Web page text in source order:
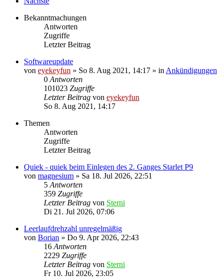
Bekanntmachungen
Antworten
Zugriffe
Letzter Beitrag
Softwareupdate
von eyekeyfun » So 8. Aug 2021, 14:17 » in Ankündigungen
0 Antworten
101023 Zugriffe
Letzter Beitrag von eyekeyfun
So 8. Aug 2021, 14:17
Themen
Antworten
Zugriffe
Letzter Beitrag
Quiek - quiek beim Einlegen des 2. Ganges Starlet P9
von magnesium » Sa 18. Jul 2026, 22:51
5 Antworten
359 Zugriffe
Letzter Beitrag von Sterni
Di 21. Jul 2026, 07:06
Leerlaufdrehzahl unregelmäßig
von Borian » Do 9. Apr 2026, 22:43
16 Antworten
2229 Zugriffe
Letzter Beitrag von Sterni
Fr 10. Jul 2026, 23:05